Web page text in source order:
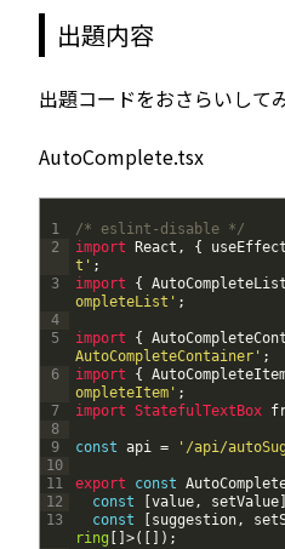
出題内容
出題コードをおさらいして
AutoComplete.tsx
1
2
3
4
5
6
7
8
9
10
11
12
13
/* eslint-disable */
import
React , { useEffect
t' ;
import
{ AutoCompleteList
ompleteList' ;
import {
AutoCompleteContainer' ;
import
{
ompleteItem' ;
import StatefulTextBox
const api = '/api/
export const
const
value, setValue
const
suggestion,
ring
>( ) ;